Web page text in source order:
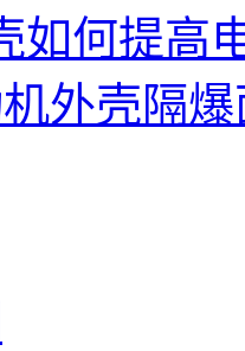
如何提高
外壳隔